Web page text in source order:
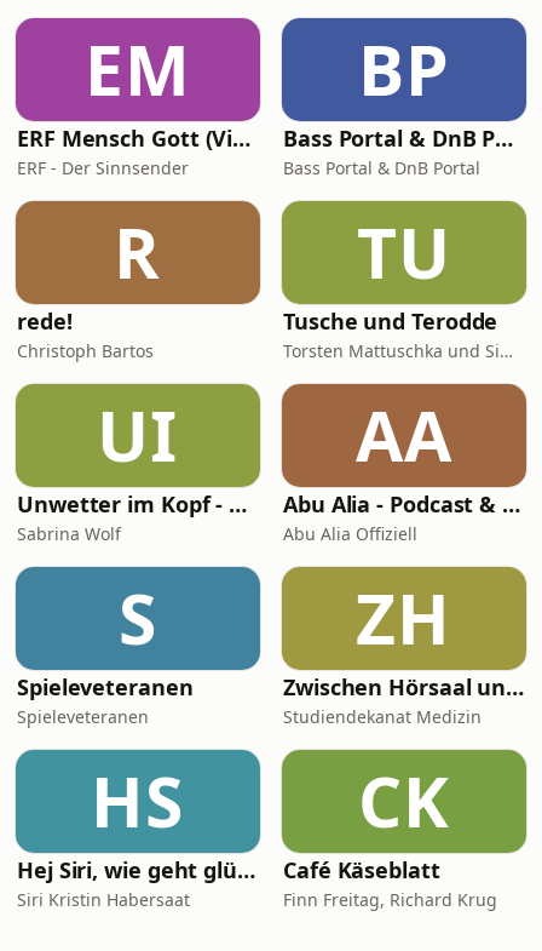
EM
ERF Mensch Gott (Video)
ERF - Der Sinnsender
BP
Bass Portal & DnB Portal
Bass Portal & DnB Portal
R
rede!
Christoph Bartos
TU
Tusche und Terodde
Torsten Mattuschka und Simon Terodde
UI
Unwetter im Kopf - Der Migräne Podcast
Sabrina Wolf
AA
Abu Alia - Podcast & Hörreisen
Abu Alia Offiziell
S
Spieleveteranen
Spieleveteranen
ZH
Zwischen Hörsaal und OP – Digitale Lehre in der Medizin
Studiendekanat Medizin
HS
Hej Siri, wie geht glücklich sein?
Siri Kristin Habersaat
CK
Café Käseblatt
Finn Freitag, Richard Krug